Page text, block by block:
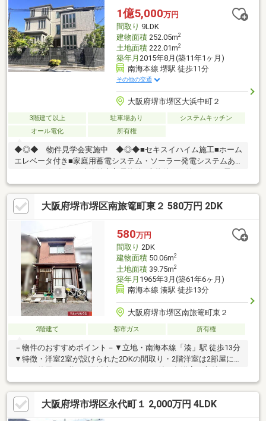
ゆとりある間取り12.5帖のLDKを中心に、6帖の洋室3室と6帖の和
室を配置。さらに納戸や各所収納も備え、ご家族で使いやすい間
取りです。●スーパー徒歩圏内でお買い物便利日之出屋御
1億5,000万円
間取り 9LDK
建物面積252.05m2
土地面積222.01m2
築年月 2015年8月(築11年1ヶ月)
南海本線 堺駅 徒歩11分
その他の交通
大阪府堺市堺区大浜中町２
3階建て以上 駐車場あり
システムキッチン
オール電化
所有権
◆◎◆ 物件見学会実施中 ◆◎◆■セキスイハイム施工■ホーム
エレベータ付き■家庭用蓄電システム・ソーラー発電システムあ
地に公簿９９.３㎡（約３０坪）の駐車場あり◎◆◎ 住宅ローン
相談会実施中 ◎◆◎弊社担当は皆、不動産業界よく聞く強引な
営業はありませんのでご安心くださませ。ご見学時には、お子
様、ご家族、ご友人、親御様も皆様お揃いで是非お越しくださ
い。とても高い買い物です。ゆっくりご検討いただき、親身にな
りご相談させて頂きます。また、ご検討物件はご納得いただくま
で何度見ていただいても結構です。
大阪府堺市堺区南旅篭町東２ 580万円 2DK
580万円
間取り 2DK
建物面積50.06m2
土地面積39.75m2
築年月 1965年3月(築61年6ヶ月)
南海本線 湊駅 徒歩13分
大阪府堺市堺区南旅篭町東２
2階建て 都市ガス 所有権
－物件のおすすめポイント－▼立地・南海本線「湊」駅 徒歩13分
▼特徴・洋室2室が設けられた2DKの間取り・2階洋室は2部屋に分
スを確保・浴室・トイレに窓があり、自然換気が可能・2023年7
月給湯器新調▼周辺環境・スーパー玉出御陵店 徒歩4分(約
260m)・スーパー「日之出屋御陵前店」徒歩5分(約400m)・堺市立
少林寺小学校 徒歩6分(約480m)・堺市立陵西中学校 徒歩9分(約
大阪府堺市堺区永代町１ 2,000万円 4LDK